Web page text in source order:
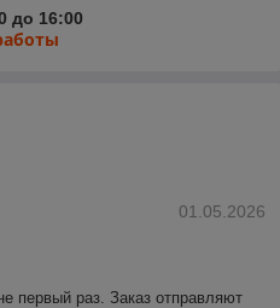
до 16:00
01.05.2026
первый раз. Заказ отправляют